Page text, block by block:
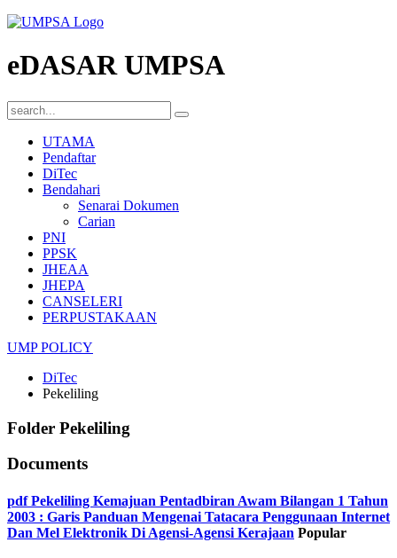
eDASAR UMPSA
UTAMA
Pendaftar
DiTec
Bendahari
Senarai Dokumen
Carian
PNI
PPSK
JHEAA
JHEPA
CANSELERI
PERPUSTAKAAN
UMP POLICY
DiTec
Pekeliling
Folder Pekeliling
Documents
pdf Pekeliling Kemajuan Pentadbiran Awam Bilangan 1 Tahun
2003 : Garis Panduan Mengenai Tatacara Penggunaan Internet
Dan Mel Elektronik Di Agensi-Agensi Kerajaan Popular